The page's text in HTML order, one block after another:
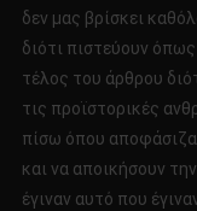
δεν μας βρίσκει
διότι πιστεύουν
τέλος του άρθρου
τις προϊστορικές
πίσω όπου
και να αποικήσουν
έγιναν αυτό που